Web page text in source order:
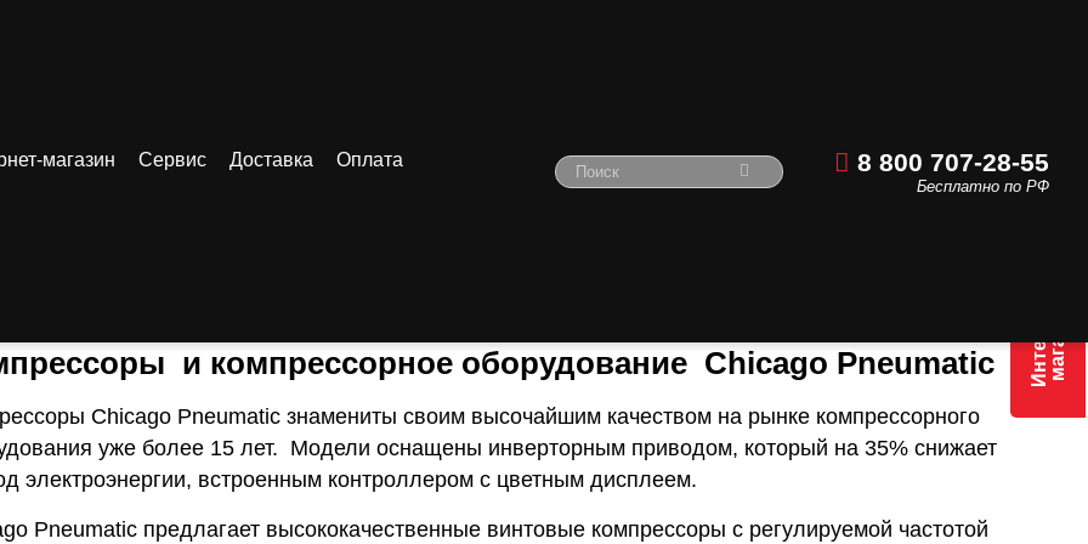
магазин Сервис Доставка
Оплата
8 800 707-28-55
Бесплатно по РФ
/ Купить компрессоры Chicago Pneumatic в Нижнем Новгороде
и компрессорное оборудование Chicago Pneumatic
Chicago Pneumatic знамениты своим высочайшим качеством на рынке компрессорного
уже более 15 лет. Модели оснащены инверторным приводом, который на 35% снижает
электроэнергии, встроенным контроллером с цветным дисплеем.
Pneumatic предлагает высококачественные винтовые компрессоры с регулируемой частотой
Интернетмагазин